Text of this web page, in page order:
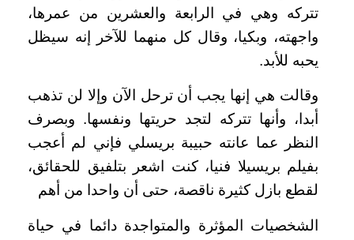
تتركه وهي في الرابعة والعشرين من عمرها،
واجهته، وبكيا، وقال كل منهما للآخر إنه سيظل
يحبه للأبد.
وقالت هي إنها يجب أن ترحل الآن وإلا لن تذهب
أبدا، وأنها تتركه لتجد حريتها ونفسها. وبصرف
النظر عما عانته حبيبة بريسلي فإني لم أعجب
بفيلم بريسيلا فنيا، كنت اشعر بتلفيق للحقائق،
لقطع بازل كثيرة ناقصة، حتى أن واحدا من أهم
الشخصيات المؤثرة والمتواجدة دائما في حياة